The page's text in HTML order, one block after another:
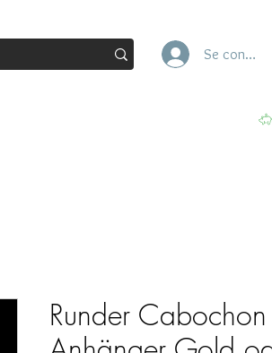
Se
Ateliers
Runder Cabochon